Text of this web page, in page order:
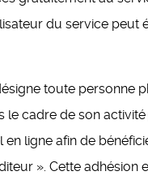
du service peut
toute personne
le cadre de son
en ligne afin de
». Cette adhésion